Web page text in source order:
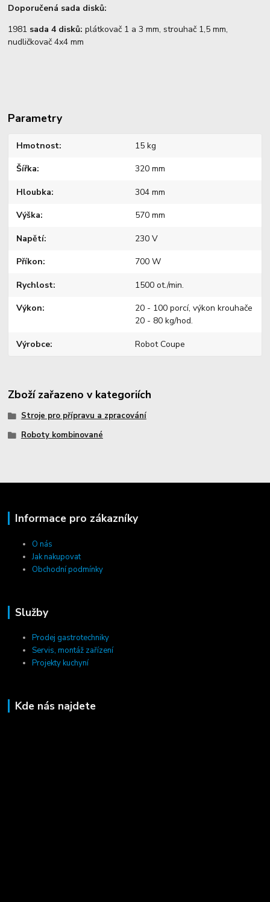
Doporučená sada disků:
1981 sada 4 disků: plátkovač 1 a 3 mm, strouhač 1,5 mm,
nudličkovač 4x4 mm
Parametry
Hmotnost 15 kg
Šířka 320 mm
Hloubka 304 mm
Výška 570 mm
Napětí 230 V
Příkon 700 W
Rychlost 1500 ot./min.
Výkon
20 - 100 porcí, výkon krouhače
20 - 80 kg/hod.
Výrobce Robot Coupe
Zboží zařazeno v kategoriích
Stroje pro přípravu a zpracování
Roboty kombinované
Informace pro zákazníky
O nás
Jak nakupovat
Obchodní podmínky
Služby
Prodej gastrotechniky
Servis, montáž zařízení
Projekty kuchyní
Kde nás najdete